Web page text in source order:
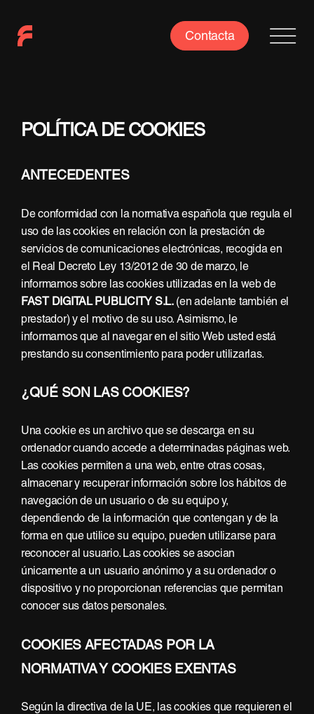
contenido
Contacta
POLÍTICA DE COOKIES
ANTECEDENTES
De conformidad con la normativa española que regula el
uso de las cookies en relación con la prestación de
servicios de comunicaciones electrónicas, recogida en
el Real Decreto Ley 13/2012 de 30 de marzo, le
informamos sobre las cookies utilizadas en la web de
FAST DIGITAL PUBLICITY S.L.(en adelante también el
prestador) y el motivo de su uso. Asimismo, le
informamos que al navegar en el sitio Web usted está
prestando su consentimiento para poder utilizarlas.
¿QUÉ SON LAS COOKIES?
Una cookie es un archivo que se descarga en su
ordenador cuando accede a determinadas páginas web.
Las cookies permiten a una web, entre otras cosas,
almacenar y recuperar información sobre los hábitos de
navegación de un usuario o de su equipo y,
dependiendo de la información que contengan y de la
forma en que utilice su equipo, pueden utilizarse para
reconocer al usuario. Las cookies se asocian
únicamente a un usuario anónimo y a su ordenador o
dispositivo y no proporcionan referencias que permitan
conocer sus datos personales.
COOKIES AFECTADAS POR LA
NORMATIVA Y COOKIES EXENTAS
Según la directiva de la UE, las cookies que requieren el